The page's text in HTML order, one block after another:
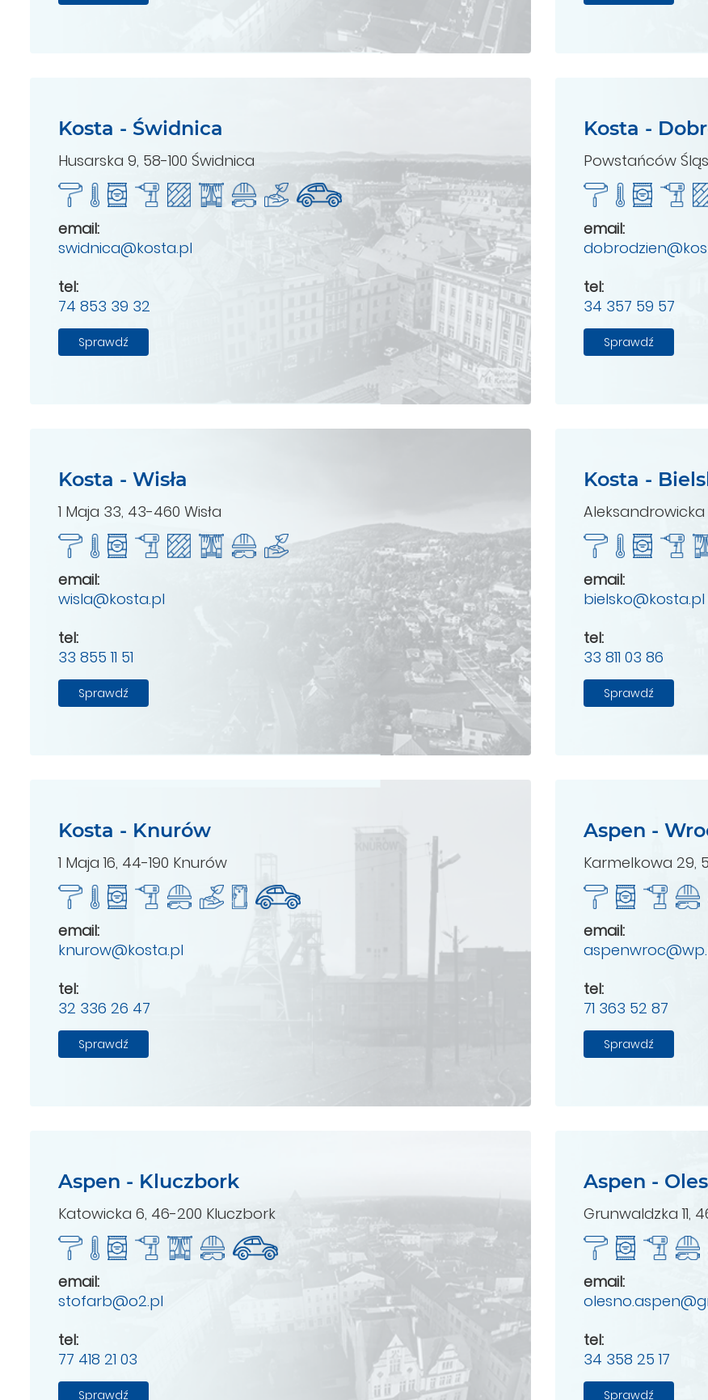
Kosta - Świdnica
Husarska 9, 58-100 Świdnica
email:
swidnica@kosta.pl
tel:
74 853 39 32
Sprawdź
Kosta -
Powstańców
email:
tel:
34 357 59 57
Sprawdź
Kosta - Wisła
1 Maja 33, 43-460 Wisła
email:
wisla@kosta.pl
tel:
33 855 11 51
Sprawdź
Kosta -
Aleksandrowicka
email:
bielsko@kosta.pl
tel:
33 811 03 86
Sprawdź
Kosta - Knurów
1 Maja 16, 44-190 Knurów
email:
knurow@kosta.pl
tel:
32 336 26 47
Sprawdź
Aspen -
Karmelkowa 29,
email:
tel:
71 363 52 87
Sprawdź
Aspen - Kluczbork
Katowicka 6, 46-200 Kluczbork
email:
stofarb@o2.pl
tel:
77 418 21 03
Sprawdź
Aspen -
Grunwaldzka 11,
email:
tel:
34 358 25 17
Sprawdź